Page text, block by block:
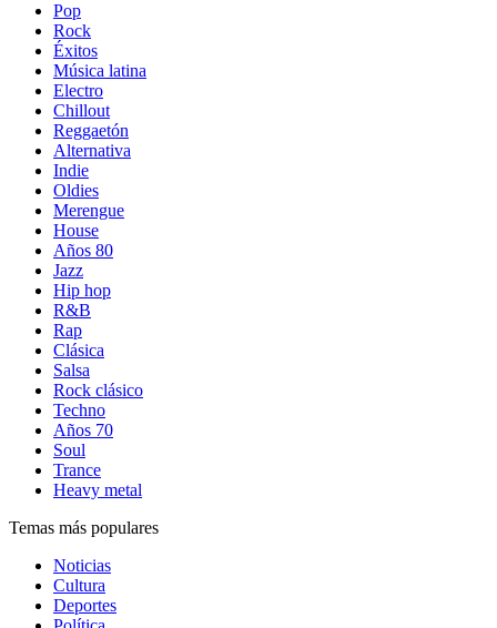
Pop
Rock
Éxitos
Música latina
Electro
Chillout
Reggaetón
Alternativa
Indie
Oldies
Merengue
House
Años 80
Jazz
Hip hop
R&B
Rap
Clásica
Salsa
Rock clásico
Techno
Años 70
Soul
Trance
Heavy metal
Temas más populares
Noticias
Cultura
Deportes